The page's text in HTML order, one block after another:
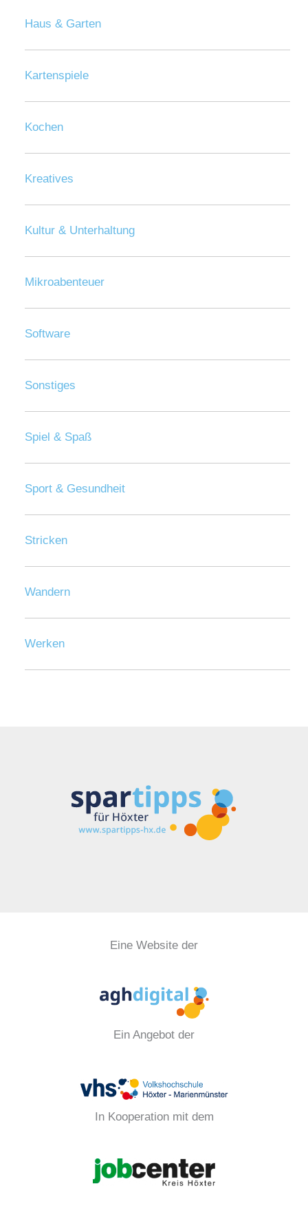
Haus & Garten
Kartenspiele
Kochen
Kreatives
Kultur & Unterhaltung
Mikroabenteuer
Software
Sonstiges
Spiel & Spaß
Sport & Gesundheit
Stricken
Wandern
Werken
Eine Website der
Ein Angebot der
In Kooperation mit dem